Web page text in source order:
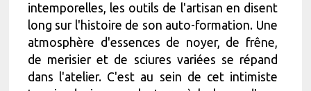
intemporelles, les outils de l'artisan en disent
long sur l'histoire de son auto-formation. Une
atmosphère d'essences de noyer, de frêne,
de merisier et de sciures variées se répand
dans l'atelier. C'est au sein de cet intimiste